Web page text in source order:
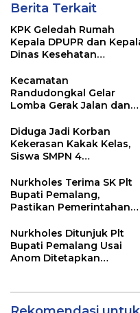
Berita Terkait
KPK Geledah Rumah
Kepala DPUPR dan
Dinas Kesehatan
Kecamatan
Randudongkal Gelar
Lomba Gerak Jalan dan
HUT RI ke-81
Diduga Jadi Korban
Kekerasan Kakak Kelas,
Siswa SMPN 4
Dunia
Nurkholes Terima SK Plt
Bupati Pemalang,
Pastikan Pemerintahan
Nurkholes Ditunjuk Plt
Bupati Pemalang Usai
Anom Ditetapkan